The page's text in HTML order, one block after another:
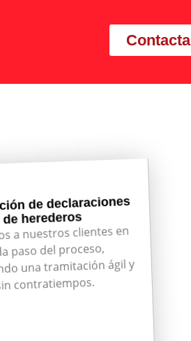
Contacta
de declaraciones
de herederos
a nuestros clientes en
paso del proceso,
una tramitación ágil y
contratiempos.